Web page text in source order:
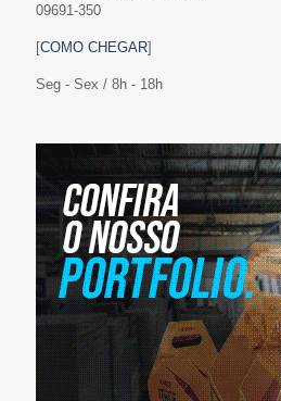
09691-350
[COMO CHEGAR]
Seg - Sex / 8h - 18h